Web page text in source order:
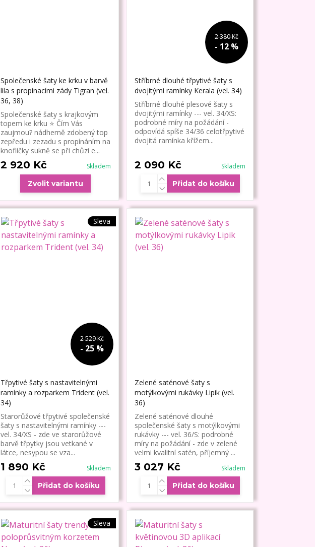
Společenské šaty ke krku v barvě
lila s propínacími zády Tigran (vel.
36, 38)
Společenské šaty s krajkovým
topem ke krku ⭐ Čím Vás
zaujmou? nádherně zdobený top
zepředu i zezadu s propínáním na
knoflíčky sukně se při chůzi e...
2 920 Kč Skladem
Zvolit variantu
2 380 Kč
- 12 %
Stříbrné dlouhé třpytivé šaty s
dvojitými ramínky Kerala (vel. 34)
Stříbrné dlouhé plesové šaty s
dvojitými ramínky --- vel. 34/XS:
podrobné míry na požádání -
odpovídá spíše 34/36 celotřpytivé
dvojitá ramínka křížem...
2 090 Kč Skladem
Přidat do košíku
Sleva
2 529 Kč
- 25 %
Třpytivé šaty s nastavitelnými
ramínky a rozparkem Trident (vel.
34)
Starorůžové třpytivé společenské
šaty s nastavitelnými ramínky ---
vel. 34/XS - zde ve starorůžové
barvě třpytky jsou vetkané v
látce, nesypou se vza...
1 890 Kč Skladem
Přidat do košíku
Zelené saténové šaty s
motýlkovými rukávky Lipik (vel.
36)
Zelené saténové dlouhé
společenské šaty s motýlkovými
rukávky --- vel. 36/S: podrobné
míry na požádání - zde v zelené
velmi kvalitní satén, příjemný ...
3 027 Kč Skladem
Přidat do košíku
Sleva